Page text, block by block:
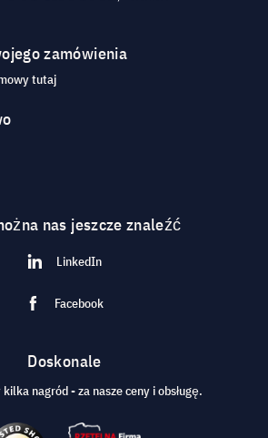
zamówienia
tutaj
nas jeszcze znaleźć
LinkedIn
Facebook
Doskonale
nagród - za nasze ceny i obsługę.